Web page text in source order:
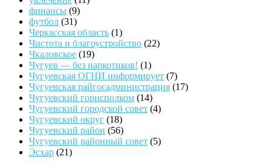
финансы (9)
футбол (31)
Черкасская область (1)
Чистота и благоустройство (22)
Чкаловское (19)
Чугуев — без наркотиков! (1)
Чугуевская ОГНИ информирует (7)
Чугуевская райгосадминистрация (17)
Чугуевский горисполком (14)
Чугуевский городской совет (4)
Чугуевский округ (18)
Чугуевский район (56)
Чугуевский районный совет (5)
Эсхар (21)